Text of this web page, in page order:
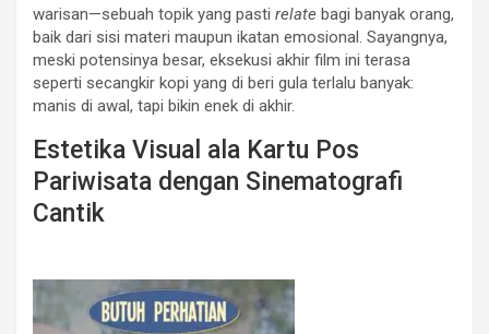
warisan—sebuah topik yang pasti relate bagi banyak orang,
baik dari sisi materi maupun ikatan emosional. Sayangnya,
meski potensinya besar, eksekusi akhir film ini terasa
seperti secangkir kopi yang di beri gula terlalu banyak:
manis di awal, tapi bikin enek di akhir.
Estetika Visual ala Kartu Pos
Pariwisata dengan Sinematografi
Cantik